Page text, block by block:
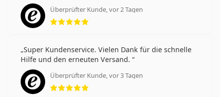
Überprüfter Kunde, vor 2 Tagen
Bewertung 5 aus 5
Super Kundenservice. Vielen Dank für die schnelle
Hilfe und den erneuten Versand.
Überprüfter Kunde, vor 3 Tagen
Bewertung 5 aus 5